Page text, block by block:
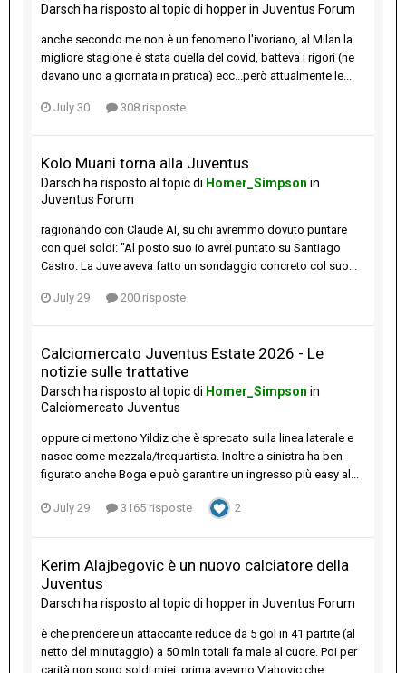
Darsch ha risposto al topic di hopperin Juventus Forum
anche secondo me non è un fenomeno l'ivoriano, al Milan la
migliore stagione è stata quella del covid, batteva i rigori (ne
davano uno a giornata in pratica) ecc...però attualmente le...
July 30 308 risposte
Kolo Muani torna alla Juventus
Darsch ha risposto al topic di Homer_Simpson in
Juventus Forum
ragionando con Claude AI, su chi avremmo dovuto puntare
con quei soldi: "Al posto suo io avrei puntato su Santiago
Castro. La Juve aveva fatto un sondaggio concreto col suo...
July 29 200 risposte
Calciomercato Juventus Estate 2026 - Le
notizie sulle trattative
Darsch ha risposto al topic di Homer_Simpson in
Calciomercato Juventus
oppure ci mettono Yildiz che è sprecato sulla linea laterale e
nasce come mezzala/trequartista. Inoltre a sinistra ha ben
figurato anche Boga e può garantire un ingresso più easy al...
July 29 3165 risposte 2
Kerim Alajbegovic è un nuovo calciatore della
Juventus
Darsch ha risposto al topic di hopperin Juventus Forum
è che prendere un attaccante reduce da 5 gol in 41 partite (al
netto del minutaggio) a 50 mln totali fa male al cuore. Poi per
carità non sono soldi miei, prima avevmo Vlahovic che...